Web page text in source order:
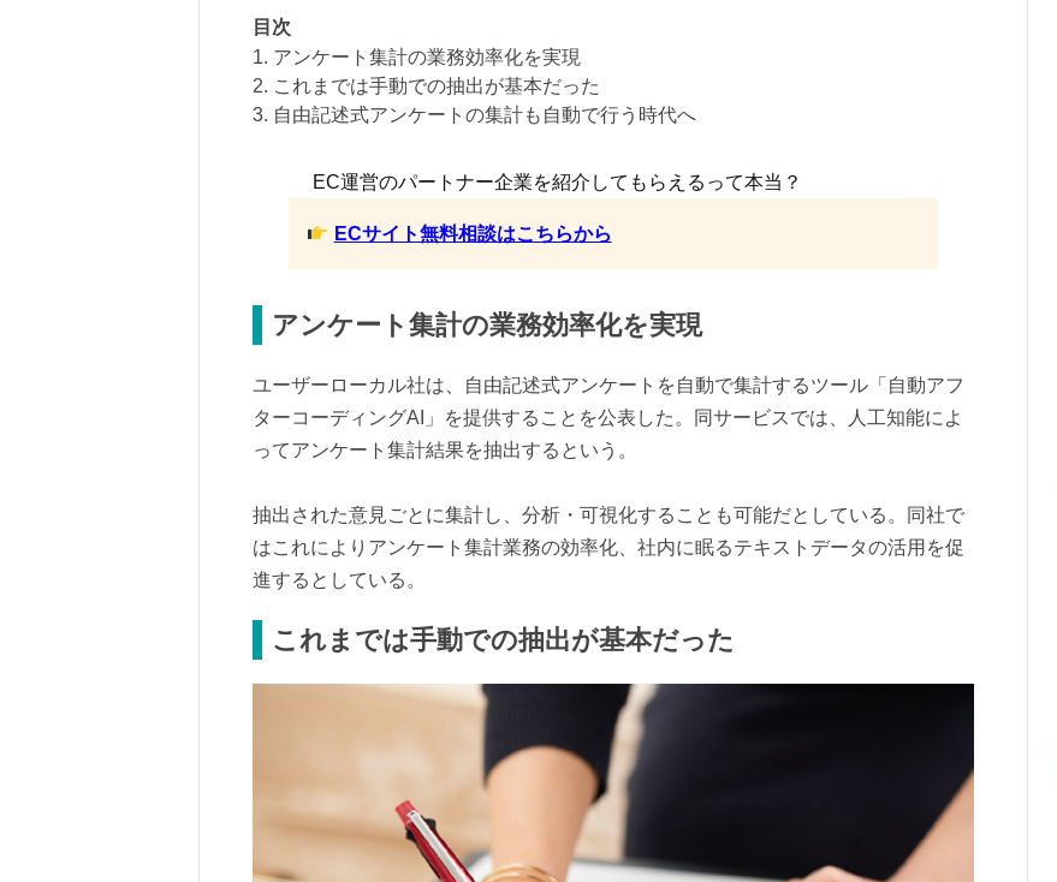
目次
1. アンケート集計の業務効率化を実現
2. これまでは手動での抽出が基本だった
3. 自由記述式アンケートの集計も自動で行う時代へ
EC運営のパートナー企業を紹介してもらえるって本当？
ECサイト無料相談はこちらから
アンケート集計の業務効率化を実現
ユーザーローカル社は、自由記述式アンケートを自動で集計するツール「自動アフ
ターコーディングAI」を提供することを公表した。同サービスでは、人工知能によ
ってアンケート集計結果を抽出するという。
抽出された意見ごとに集計し、分析・可視化することも可能だとしている。同社で
はこれによりアンケート集計業務の効率化、社内に眠るテキストデータの活用を促
進するとしている。
これまでは手動での抽出が基本だった